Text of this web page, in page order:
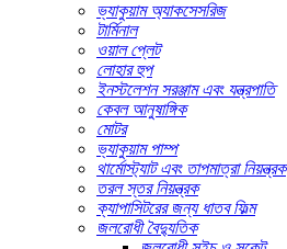
ভ্যাকুয়াম অ্যাকসেসরিজ
টার্মিনাল
ওয়াল প্লেট
লোহার হুপ
ইনস্টলেশন সরঞ্জাম এবং যন্ত্রপাতি
কেবল আনুষাঙ্গিক
মোটর
ভ্যাকুয়াম পাম্প
থার্মোস্ট্যাট এবং তাপমাত্রা নিয়ন্ত্রক
তরল স্তর নিয়ন্ত্রক
ক্যাপাসিটরের জন্য ধাতব ফিল্ম
জলরোধী বৈদ্যুতিক